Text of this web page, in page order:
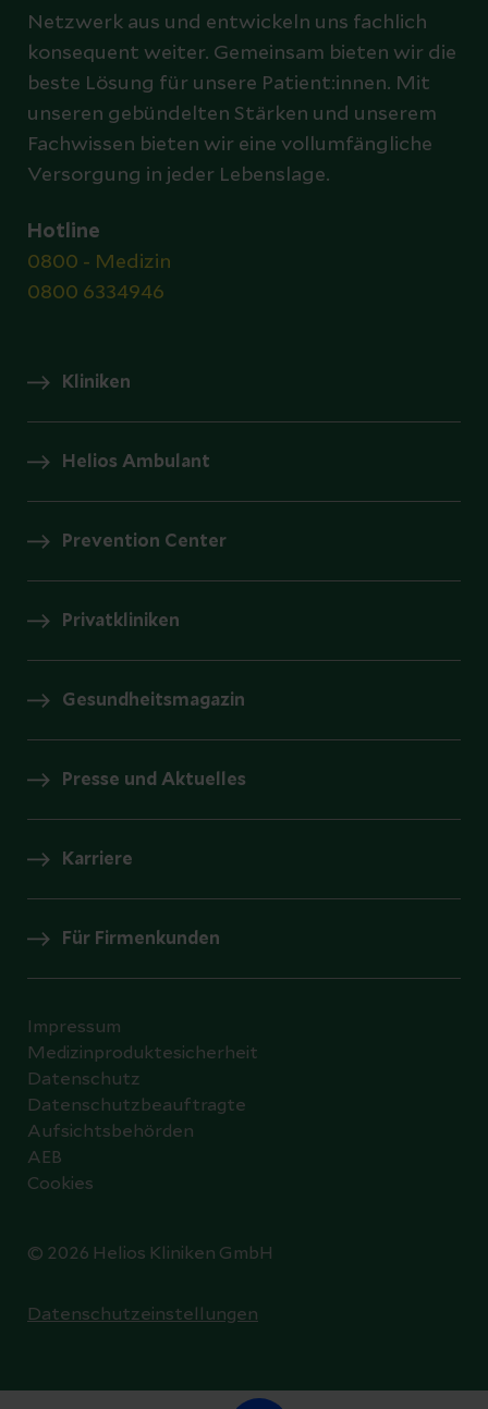
Netzwerk aus und entwickeln uns fachlich
konsequent weiter. Gemeinsam bieten wir die
beste Lösung für unsere Patient:innen. Mit
unseren gebündelten Stärken und unserem
Fachwissen bieten wir eine vollumfängliche
Versorgung in jeder Lebenslage.
Hotline
0800 - Medizin
0800 6334946
Kliniken
Helios Ambulant
Prevention Center
Privatkliniken
Gesundheitsmagazin
Presse und Aktuelles
Karriere
Für Firmenkunden
© 2026 Helios Kliniken GmbH
Impressum
Medizinproduktesicherheit
Datenschutz
Datenschutzbeauftragte
Aufsichtsbehörden
AEB
Cookies
Datenschutzeinstellungen